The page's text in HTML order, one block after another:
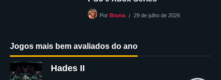
Por Bruna 29 de julho de 2026
Jogos mais bem avaliados do ano
Hades II